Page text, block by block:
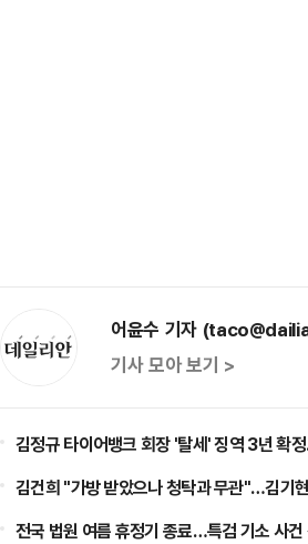
어윤수 기자
기사 모아 보기 >
김정규 타이어뱅크 회장 '탈세' 징역 3년 확
김건희 "가방 받았으나 청탁과 무관"…김기
전국 법원 여름 휴정기 종료…특검 기소 사건